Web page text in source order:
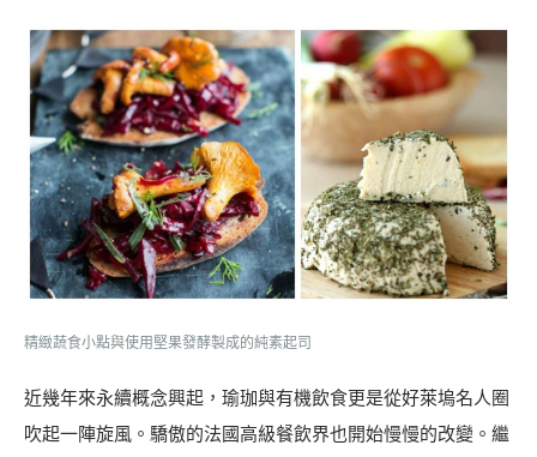
精緻蔬食小點與使用堅果發酵製成的純素起司
近幾年來永續概念興起，瑜珈與有機飲食更是從好萊塢名人圈
吹起一陣旋風。驕傲的法國高級餐飲界也開始慢慢的改變。繼